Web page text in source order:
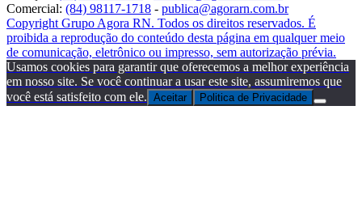
Comercial: (84) 98117-1718 - publica@agorarn.com.br
Copyright Grupo Agora RN. Todos os direitos reservados. É
proibida a reprodução do conteúdo desta página em qualquer meio
de comunicação, eletrônico ou impresso, sem autorização prévia.
Usamos cookies para garantir que oferecemos a melhor experiência
em nosso site. Se você continuar a usar este site, assumiremos que
você está satisfeito com ele. Aceitar Politica de Privacidade